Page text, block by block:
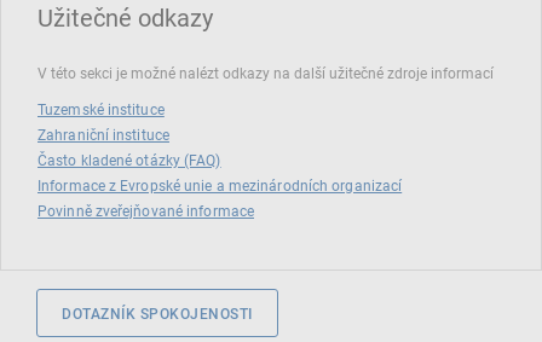
Užitečné odkazy
V této sekci je možné nalézt odkazy na další užitečné zdroje informací
Tuzemské instituce
Zahraniční instituce
Často kladené otázky (FAQ)
Informace z Evropské unie a mezinárodních organizací
Povinně zveřejňované informace
DOTAZNÍK SPOKOJENOSTI